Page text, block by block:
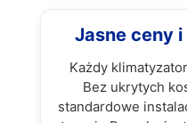
Jasne ceny
Każdy
Bez ukrytych
standardowe